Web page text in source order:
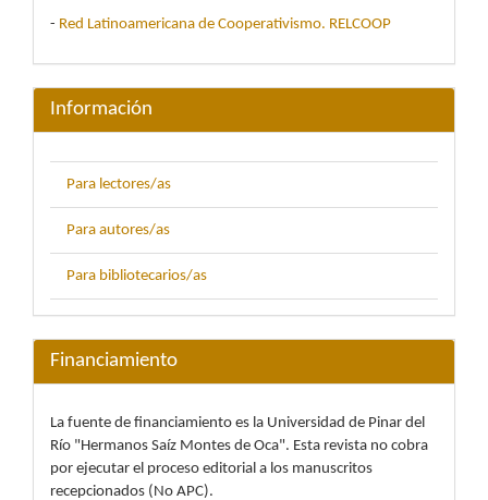
- Red Latinoamericana de Cooperativismo. RELCOOP
Información
Para lectores/as
Para autores/as
Para bibliotecarios/as
Financiamiento
La fuente de financiamiento es la Universidad de Pinar del
Río "Hermanos Saíz Montes de Oca". Esta revista no cobra
por ejecutar el proceso editorial a los manuscritos
recepcionados (No APC).